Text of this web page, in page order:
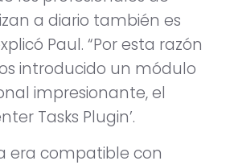
a diario también es
Paul. “Por esta razón
introducido un módulo
impresionante, el
Tasks Plugin’.
era compatible con